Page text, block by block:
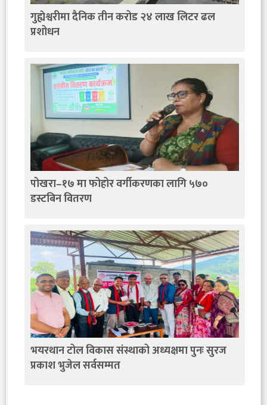
गुह्येश्वरीमा दैनिक तीन करोड २४ लाख लिटर ढल
प्रशोधन
पोखरा–१७ मा फोहोर वर्गीकरणका लागि ५७०
डस्टबिन वितरण
भयरथान टोल विकास संस्थाको अध्यक्षमा पुनः सुरज
प्रकाश भुजेल सर्वसम्मत